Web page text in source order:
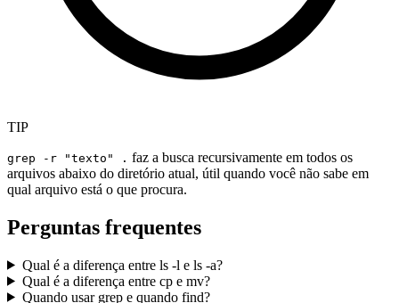
TIP
grep -r "texto" . faz a busca recursivamente em todos os
arquivos abaixo do diretório atual, útil quando você não sabe em
qual arquivo está o que procura.
Perguntas frequentes
Qual é a diferença entre ls -l e ls -a?
Qual é a diferença entre cp e mv?
Quando usar grep e quando find?